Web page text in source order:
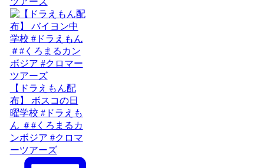
【ドラえもん配
布】 ボスコの日
曜学校 #ドラえも
ん ＃#くろまるカ
ンボジア #クロマ
ーツアーズ